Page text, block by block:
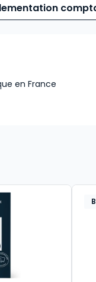
en France